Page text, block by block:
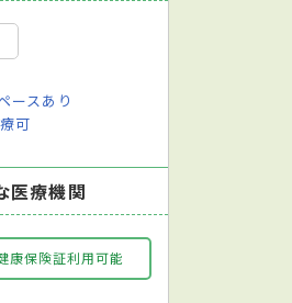
ースあり
可
医療機関
康保険証利用可能